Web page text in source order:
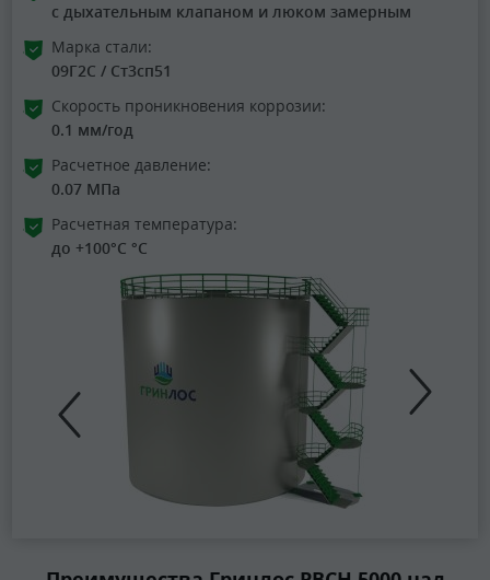
с дыхательным клапаном и люком замерным
Марка стали:
09Г2С / Ст3сп51
Скорость проникновения коррозии:
0.1 мм/год
Расчетное давление:
0.07 МПа
Расчетная температура:
до +100°C °C